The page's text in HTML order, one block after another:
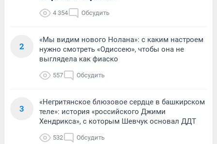
4 354 Обсудить
2
«Мы видим нового Нолана»: с каким настроем
нужно смотреть «Одиссею», чтобы она не
выглядела как фиаско
557 Обсудить
3
«Негритянское блюзовое сердце в башкирском
теле»: история «российского Джими
Хендрикса», с которым Шевчук основал ДДТ
532 Обсудить